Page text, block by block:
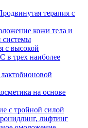
терапия с
кожи тела и
системы
с высокой
в трех наиболее
на основе
с тройной силой
лифтинг